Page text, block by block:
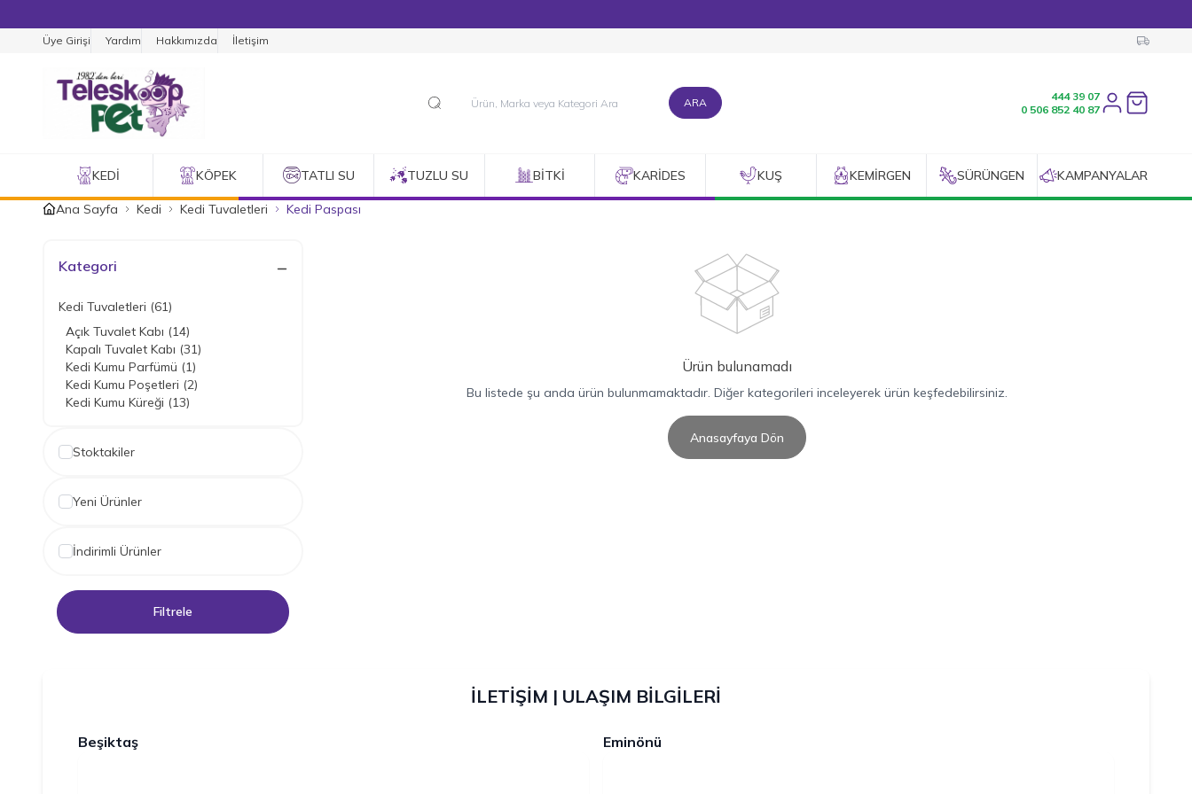
Üye Girişi Yardım Hakkımızda İletişim
ARA
444 39 07
0 506 852 40 87
Favorilerim
KEDI KÖPEK TATLI SU TUZLU SU BITKI KARIDES KUŞ KEMIRGEN SÜRÜNGEN KAMPANYALAR
Ana Sayfa Kedi Kedi Tuvaletleri Kedi Paspası
Kategori
Kedi Tuvaletleri (61)
Açık Tuvalet Kabı (14)
Kapalı Tuvalet Kabı (31)
Kedi Kumu Parfümü (1)
Kedi Kumu Poşetleri (2)
Kedi Kumu Küreği (13)
Stoktakiler
Yeni Ürünler
İndirimli Ürünler
Filtrele
Ürün bulunamadı
Bu listede şu anda ürün bulunmamaktadır. Diğer kategorileri inceleyerek ürün keşfedebilirsiniz.
Anasayfaya Dön
İLETİŞİM | ULAŞIM BİLGİLERİ
Beşiktaş Eminönü